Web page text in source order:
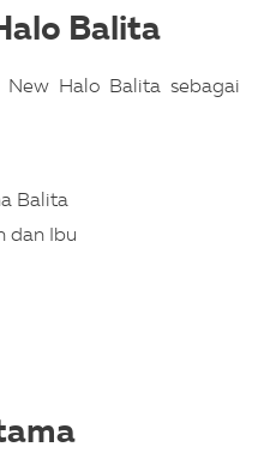
Balita
New Halo Balita sebagai
Balita
dan Ibu